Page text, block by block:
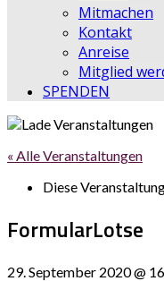
Mitmachen
Kontakt
Anreise
Mitglied
SPENDEN
« Alle Veranstaltungen
Diese
FormularLotse
29. September 2020 @